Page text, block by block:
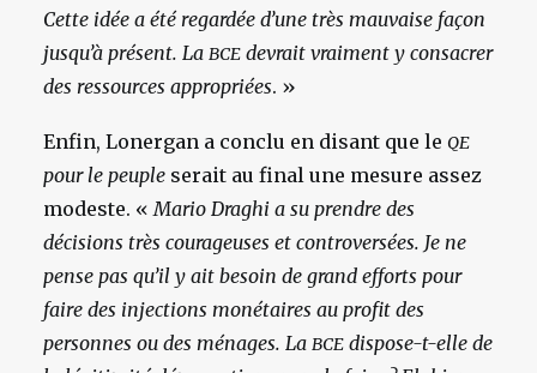
Cette idée a été regardée d’une très mauvaise façon
jusqu’à présent. La BCE devrait vraiment y consacrer
des ressources appropriées. »
Enfin, Lonergan a conclu en disant que le QE
pour le peuple serait au final une mesure assez
modeste. «Mario Draghi a su prendre des
décisions très courageuses et controversées. Je ne
pense pas qu’il y ait besoin de grand efforts pour
faire des injections monétaires au profit des
personnes ou des ménages. La BCE dispose-t-elle de